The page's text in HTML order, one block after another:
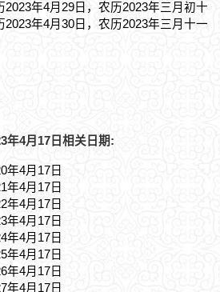
2023年4月29日，农历2023年三月初十
2023年4月30日，农历2023年三月十一
年4月17日相关日期:
年4月17日
年4月17日
年4月17日
年4月17日
年4月17日
年4月17日
年4月17日
年4月17日